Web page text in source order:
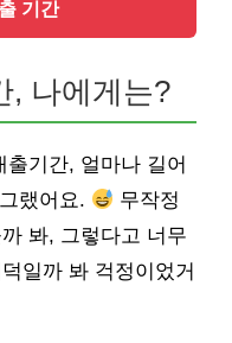
기간
, 나에게는?
기간, 얼마나 길어
랬어요.
무작정
봐, 그렇다고 너무
일까 봐 걱정이었거